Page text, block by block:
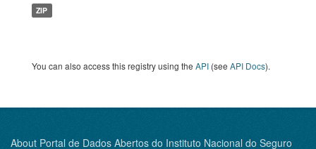
ZIP
You can also access this registry using the API (see API Docs).
About Portal de Dados Abertos do Instituto Nacional do Seguro